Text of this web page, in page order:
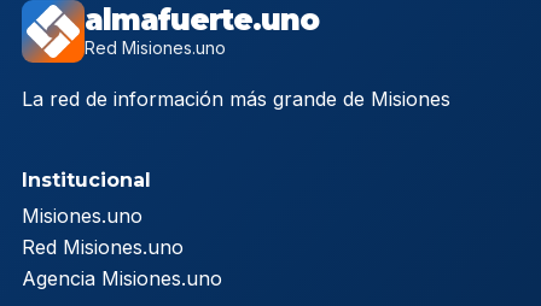
almafuerte.uno
Red Misiones.uno
La red de información más grande de Misiones
Institucional
Misiones.uno
Red Misiones.uno
Agencia Misiones.uno